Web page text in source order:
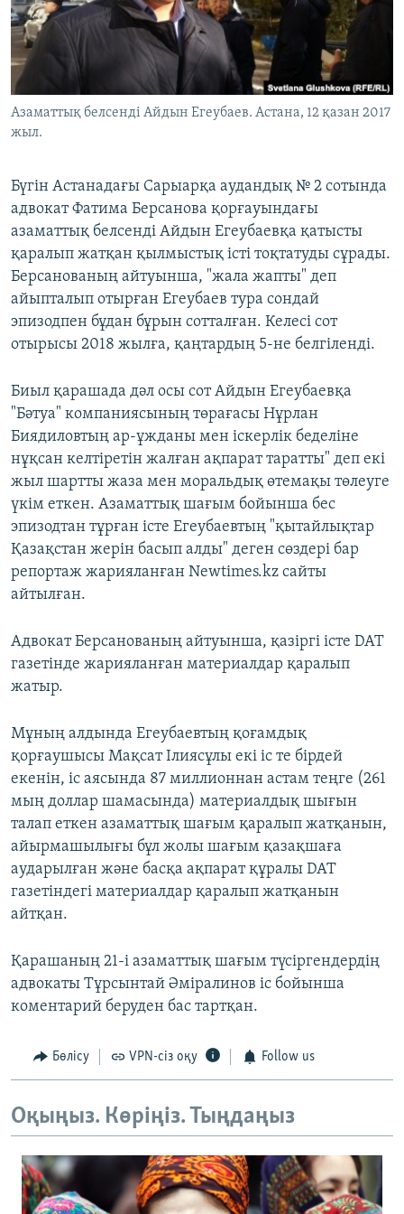
ЖАЗЫЛЫҢЫЗ
Басқа тілдерде
Азаматтық белсенді Айдын Егеубаев. Астана, 12 қазан 2017
жыл.
Бүгін Астанадағы Сарыарқа аудандық № 2 сотында
адвокат Фатима Берсанова қорғауындағы
азаматтық белсенді Айдын Егеубаевқа қатысты
қаралып жатқан қылмыстық істі тоқтатуды сұрады.
Берсанованың айтуынша, "жала жапты" деп
айыпталып отырған Егеубаев тура сондай
эпизодпен бұдан бұрын сотталған. Келесі сот
отырысы 2018 жылға, қаңтардың 5-не белгіленді.
Биыл қарашада дәл осы сот Айдын Егеубаевқа
"Бәтуа" компаниясының төрағасы Нұрлан
Биядиловтың ар-ұжданы мен іскерлік беделіне
нұқсан келтіретін жалған ақпарат таратты" деп екі
жыл шартты жаза мен моральдық өтемақы төлеуге
үкім еткен. Азаматтық шағым бойынша бес
эпизодтан тұрған істе Егеубаевтың "қытайлықтар
Қазақстан жерін басып алды" деген сөздері бар
репортаж жарияланған Newtimes.kz сайты
айтылған.
Адвокат Берсанованың айтуынша, қазіргі істе DAT
газетінде жарияланған материалдар қаралып
жатыр.
Мұның алдында Егеубаевтың қоғамдық
қорғаушысы Мақсат Ілиясұлы екі іс те бірдей
екенін, іс аясында 87 миллионнан астам теңге (261
мың доллар шамасында) материалдық шығын
талап еткен азаматтық шағым қаралып жатқанын,
айырмашылығы бұл жолы шағым қазақшаға
аударылған және басқа ақпарат құралы DAT
газетіндегі материалдар қаралып жатқанын
айтқан.
Қарашаның 21-і азаматтық шағым түсіргендердің
адвокаты Тұрсынтай Әміралинов іс бойынша
коментарий беруден бас тартқан.
Бөлісу VPN-сіз оқу Follow us
Оқыңыз. Көріңіз. Тыңдаңыз